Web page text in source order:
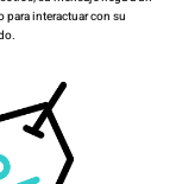
interactuar con su